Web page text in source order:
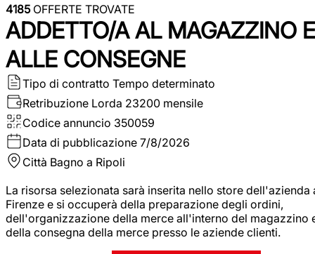
4185OFFERTE TROVATE
ADDETTO/A AL MAGAZZINO E
ALLE CONSEGNE
Tipo di contratto Tempo determinato
Retribuzione Lorda 23200 mensile
Codice annuncio 350059
Data di pubblicazione 7/8/2026
Città Bagno a Ripoli
La risorsa selezionata sarà inserita nello store dell'azienda
Firenze e si occuperà della preparazione degli ordini,
dell'organizzazione della merce all'interno del magazzino
della consegna della merce presso le aziende clienti.